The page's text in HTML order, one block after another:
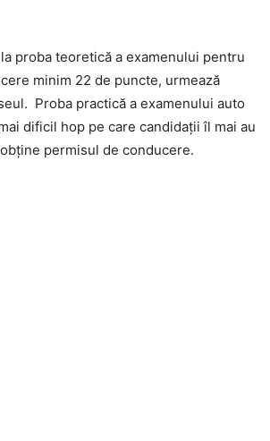
proba teoretică a examenului pentru
minim 22 de puncte, urmează
Proba practică a examenului auto
dificil hop pe care candidații îl mai au
permisul de conducere.